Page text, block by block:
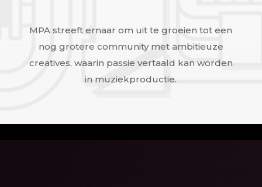
MPA streeft ernaar om uit te groeien tot een
nog grotere community met ambitieuze
creatives, waarin passie vertaald kan worden
in muziekproductie.